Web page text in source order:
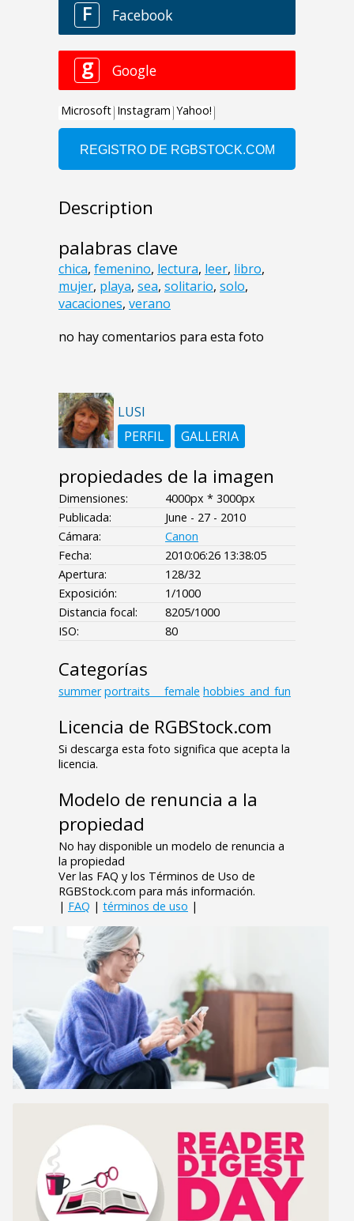
Description
palabras clave
chica, femenino, lectura, leer, libro,
mujer, playa, sea, solitario, solo,
vacaciones, verano
no hay comentarios para esta foto
LUSI
PERFIL
GALLERIA
propiedades de la imagen
Dimensiones:
4000px * 3000px
Publicada:
June - 27 - 2010
Cámara:
Canon
Fecha:
2010:06:26 13:38:05
Apertura:
128/32
Exposición:
1/1000
Distancia focal:
8205/1000
ISO:
80
Categorías
summer portraits___female hobbies_and_fun
Licencia de RGBStock.com
Si descarga esta foto significa que acepta la
licencia.
Modelo de renuncia a la
propiedad
No hay disponible un modelo de renuncia a
la propiedad
Ver las FAQ y los Términos de Uso de
RGBStock.com para más información.
| FAQ | términos de uso |